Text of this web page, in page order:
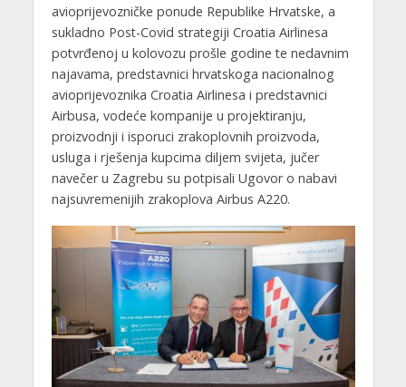
avioprijevozničke ponude Republike Hrvatske, a
sukladno Post-Covid strategiji Croatia Airlinesa
potvrđenoj u kolovozu prošle godine te nedavnim
najavama, predstavnici hrvatskoga nacionalnog
avioprijevoznika Croatia Airlinesa i predstavnici
Airbusa, vodeće kompanije u projektiranju,
proizvodnji i isporuci zrakoplovnih proizvoda,
usluga i rješenja kupcima diljem svijeta, jučer
navečer u Zagrebu su potpisali Ugovor o nabavi
najsuvremenijih zrakoplova Airbus A220.